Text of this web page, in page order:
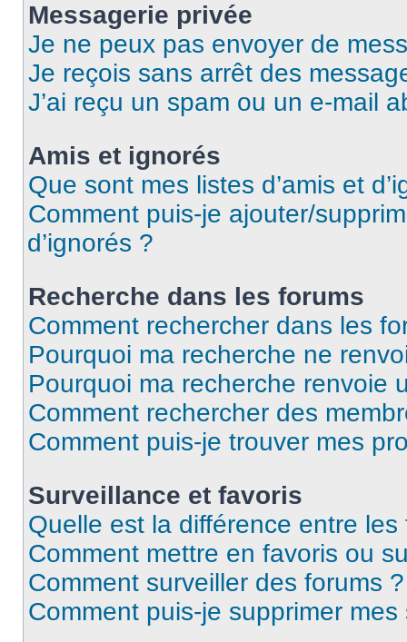
Messagerie privée
Je ne peux pas envoyer de
Je reçois sans arrêt des
J’ai reçu un spam ou un e-mail
Amis et ignorés
Que sont mes listes d’amis et
Comment puis-je ajouter/
d’ignorés ?
Recherche dans les forums
Comment rechercher dans les
Pourquoi ma recherche ne
Pourquoi ma recherche renvoie
Comment rechercher des
Comment puis-je trouver mes
Surveillance et favoris
Quelle est la différence entre
Comment mettre en favoris ou
Comment surveiller des forums ?
Comment puis-je supprimer